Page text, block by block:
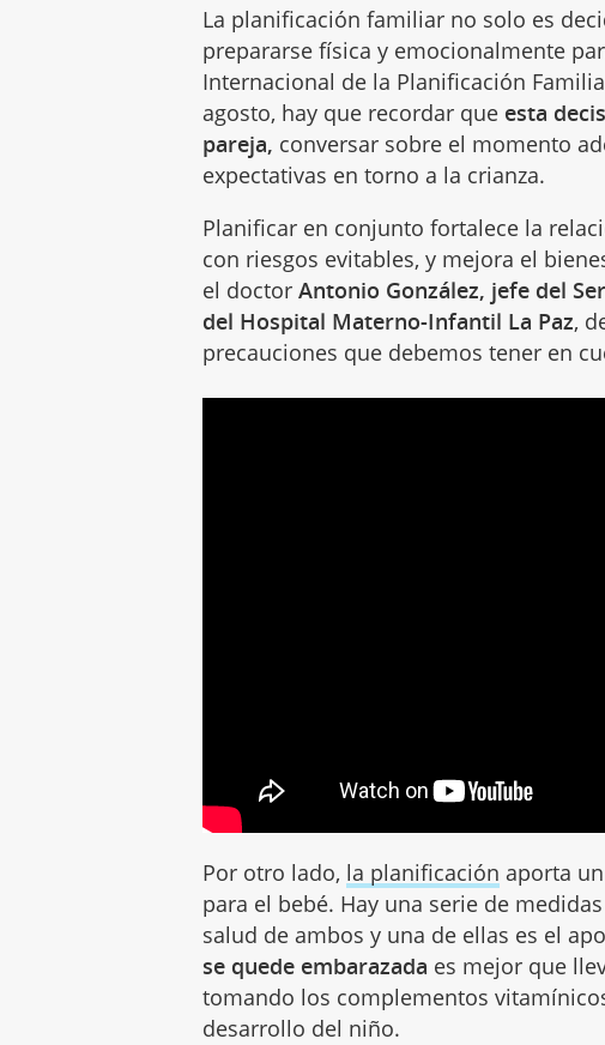
La planificación familiar no solo es
prepararse física y emocionalmente
Internacional de la Planificación
agosto, hay que recordar que esta
pareja, conversar sobre el momento
expectativas en torno a la crianza.
Planificar en conjunto fortalece la
con riesgos evitables, y mejora el
el doctor Antonio González, jefe del
del Hospital Materno-Infantil La Paz,
precauciones que debemos tener en
Por otro lado, la planificación aporta
para el bebé. Hay una serie de
salud de ambos y una de ellas es el
se quede embarazada es mejor que
tomando los complementos
desarrollo del niño.